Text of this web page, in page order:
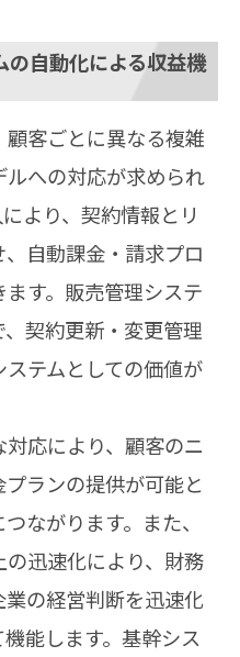
の自動化による収益機
客ごとに異なる複雑
への対応が求められ
より、契約情報とリ
自動課金・請求プロ
す。販売管理システ
契約更新・変更管理
テムとしての価値が
応により、顧客のニ
ランの提供が可能と
ながります。また、
迅速化により、財務
の経営判断を迅速化
能します。基幹シス